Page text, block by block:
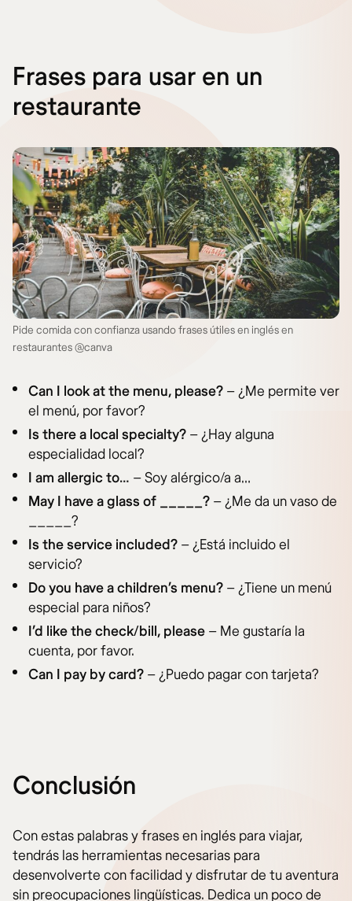
Frases para usar en un
restaurante
Pide comida con confianza usando frases útiles en inglés en
restaurantes @canva
Can I look at the menu, please? – ¿Me permite ver
el menú, por favor?
Is there a local specialty? – ¿Hay alguna
especialidad local?
I am allergic to… – Soy alérgico/a a…
May I have a glass of _____? – ¿Me da un vaso de
_____?
Is the service included? – ¿Está incluido el
servicio?
Do you have a children’s menu? – ¿Tiene un menú
especial para niños?
I’d like the check/bill, please – Me gustaría la
cuenta, por favor.
Can I pay by card? – ¿Puedo pagar con tarjeta?
Conclusión
Con estas palabras y frases en inglés para viajar,
tendrás las herramientas necesarias para
desenvolverte con facilidad y disfrutar de tu aventura
sin preocupaciones lingüísticas. Dedica un poco de